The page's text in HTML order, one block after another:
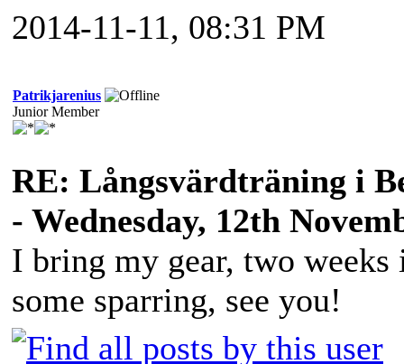
2014-11-11, 08:31 PM
Patrikjarenius
Junior Member
RE: Långsvärdträning i
- Wednesday, 12th
I bring my gear, two
some sparring, see you!